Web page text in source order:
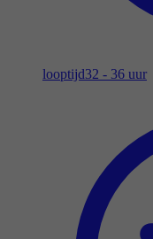
looptijd32 - 36 uur